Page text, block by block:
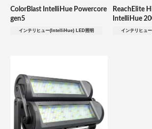
ColorBlast IntelliHue Powercore
gen5
インテリヒュー(IntelliHue) LED照明
ReachElite
IntelliHue
インテリヒュ